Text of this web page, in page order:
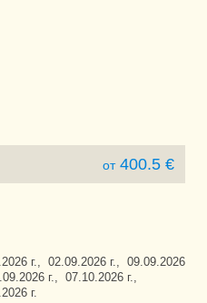
от400.5 €
г., 02.09.2026 г., 09.09.2026
г., 07.10.2026 г.,
г.